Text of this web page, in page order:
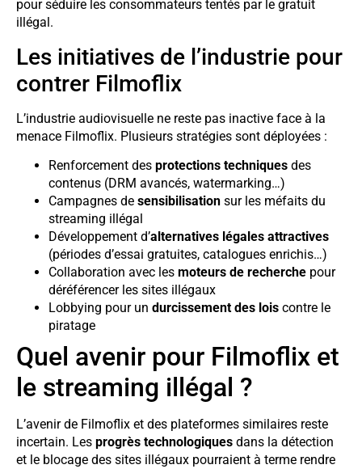
pour séduire les consommateurs tentés par le gratuit
illégal.
Les initiatives de l’industrie pour
contrer Filmoflix
L’industrie audiovisuelle ne reste pas inactive face à la
menace Filmoflix. Plusieurs stratégies sont déployées :
Renforcement des protections techniques des
contenus (DRM avancés, watermarking…)
Campagnes de sensibilisation sur les méfaits du
streaming illégal
Développement d’alternatives légales attractives
(périodes d’essai gratuites, catalogues enrichis…)
Collaboration avec les moteurs de recherche pour
déréférencer les sites illégaux
Lobbying pour un durcissement des lois contre le
piratage
Quel avenir pour Filmoflix et
le streaming illégal ?
L’avenir de Filmoflix et des plateformes similaires reste
incertain. Les progrès technologiques dans la détection
et le blocage des sites illégaux pourraient à terme rendre